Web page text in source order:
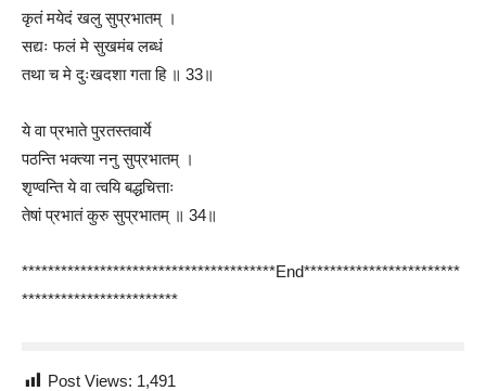
कृतं मयेदं खलु सुप्रभातम् ।
सद्यः फलं मे सुखमंब लब्धं
तथा च मे दुःखदशा गता हि ॥ 33॥
ये वा प्रभाते पुरतस्तवार्ये
पठन्ति भक्त्या ननु सुप्रभातम् ।
श‍ृण्वन्ति ये वा त्वयि बद्धचित्ताः
तेषां प्रभातं कुरु सुप्रभातम् ॥ 34॥
***************************************End************************
************************
Post Views: 1,491